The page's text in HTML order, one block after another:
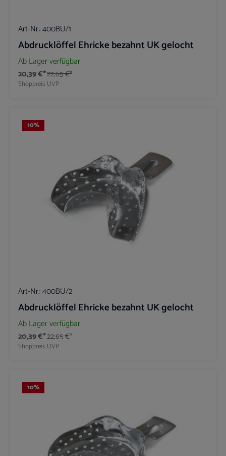
Art-Nr.:400BU/1
Abdrucklöffel Ehricke bezahnt UK gelocht
Ab Lager verfügbar
20,39 €*
Shoppreis
22,65 €*
UVP
10%
Art-Nr.:400BU/2
Abdrucklöffel Ehricke bezahnt UK gelocht
Ab Lager verfügbar
20,39 €*
Shoppreis
22,65 €*
UVP
10%